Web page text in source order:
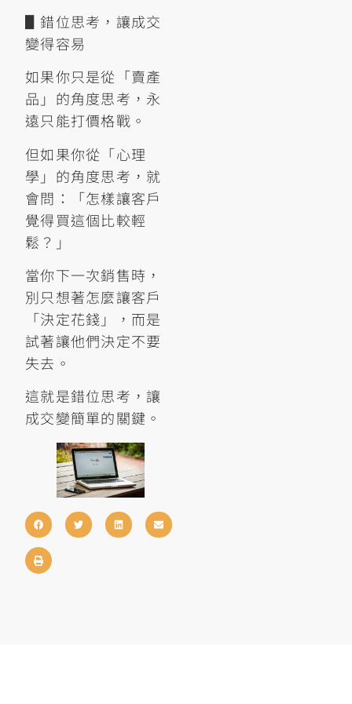
▋錯位思考，讓成交
變得容易
如果你只是從「賣產
品」的角度思考，永
遠只能打價格戰。
但如果你從「心理
學」的角度思考，就
會問：「怎樣讓客戶
覺得買這個比較輕
鬆？」
當你下一次銷售時，
別只想著怎麼讓客戶
「決定花錢」，而是
試著讓他們決定不要
失去。
這就是錯位思考，讓
成交變簡單的關鍵。